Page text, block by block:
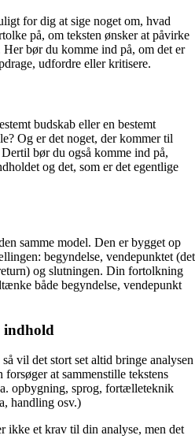
for dig at sige noget om, hvad
på, om teksten ønsker at påvirke
Her bør du komme ind på, om det er
udfordre eller kritisere.
budskab eller en bestemt
Og er det noget, der kommer til
bør du også komme ind på,
og det, som er det egentlige
samme model. Den er bygget op
begyndelse, vendepunktet (det
og slutningen. Din fortolkning
både begyndelse, vendepunkt
indhold
vil det stort set altid bringe analysen
at sammenstille tekstens
opbygning, sprog, fortælleteknik
handling osv.)
ikke et krav til din analyse, men det